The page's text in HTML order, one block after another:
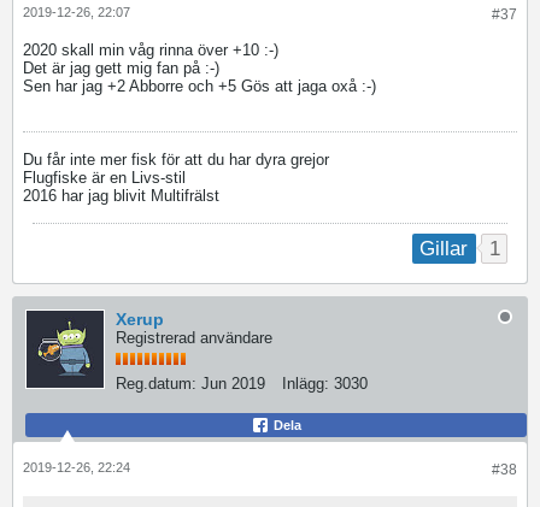
#37
2019-12-26, 22:07
2020 skall min våg rinna över +10 :-)
Det är jag gett mig fan på :-)
Sen har jag +2 Abborre och +5 Gös att jaga oxå :-)
Du får inte mer fisk för att du har dyra grejor
Flugfiske är en Livs-stil
2016 har jag blivit Multifrälst
Gillar 1
Xerup
Registrerad användare
Reg.datum: Jun 2019 Inlägg: 3030
Dela
#38
2019-12-26, 22:24